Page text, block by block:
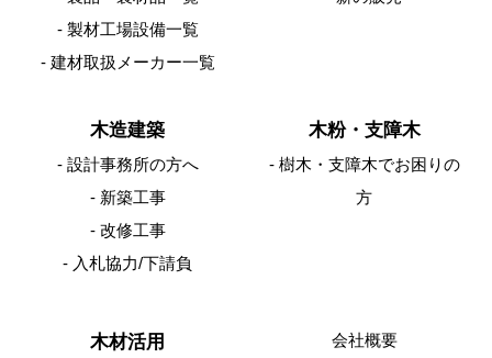
製材工場設備一覧
建材取扱メーカー一覧
木造建築
設計事務所の方へ
新築工事
改修工事
入札協力/下請負
木粉・支障木
樹木・支障木でお困りの
方
木材活用
会社概要